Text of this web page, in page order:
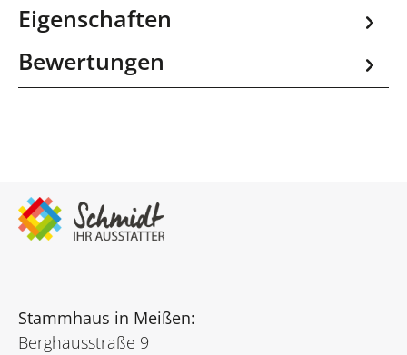
Eigenschaften
Bewertungen
Stammhaus in Meißen:
Berghausstraße 9